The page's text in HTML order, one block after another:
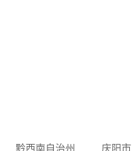
黔西南自治州 庆阳市